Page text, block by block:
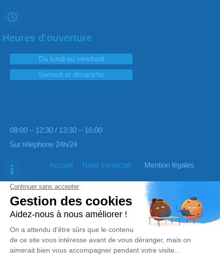
Heures d'ouverture
Du lundi au vendredi
Samedi et dimanche
08:00 – 12:30 / 13:30 – 16:00
Sur téléphone 24h/24
À propos
Accueil Nous contacter Mention légales
Plan du site
Suivez-nous